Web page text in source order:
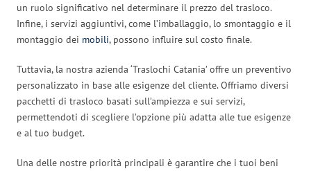
un ruolo significativo nel determinare il prezzo del trasloco.
Infine, i servizi aggiuntivi, come l’imballaggio, lo smontaggio e il
montaggio dei mobili, possono influire sul costo finale.
Tuttavia, la nostra azienda ‘Traslochi Catania’ offre un preventivo
personalizzato in base alle esigenze del cliente. Offriamo diversi
pacchetti di trasloco basati sull’ampiezza e sui servizi,
permettendoti di scegliere l’opzione più adatta alle tue esigenze
e al tuo budget.
Una delle nostre priorità principali è garantire che i tuoi beni